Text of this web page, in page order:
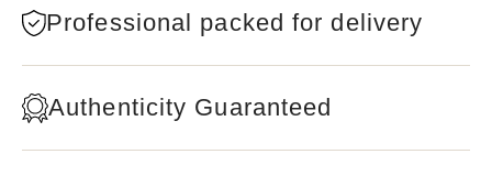
Professional packed for delivery
Authenticity Guaranteed